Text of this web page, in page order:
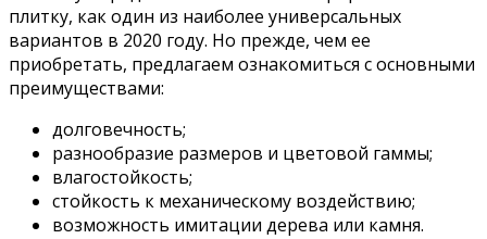
плитку, как один из наиболее универсальных
вариантов в 2020 году. Но прежде, чем ее
приобретать, предлагаем ознакомиться с основными
преимуществами:
долговечность;
разнообразие размеров и цветовой гаммы;
влагостойкость;
стойкость к механическому воздействию;
возможность имитации дерева или камня.